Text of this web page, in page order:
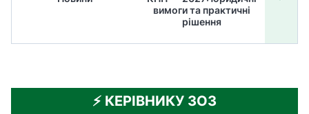
вимоги та практичні
рішення
⚡️ КЕРІВНИКУ ЗОЗ